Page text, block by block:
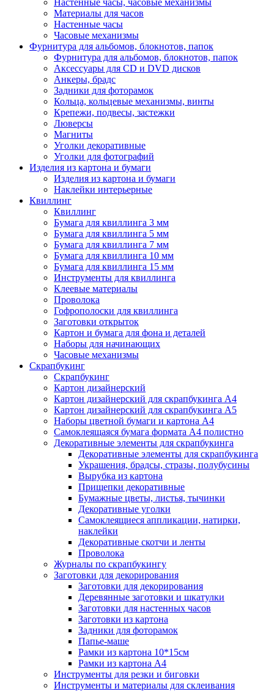
Настенные часы, часовые механизмы
Материалы для часов
Настенные часы
Часовые механизмы
Фурнитура для альбомов, блокнотов, папок
Фурнитура для альбомов, блокнотов, папок
Аксессуары для CD и DVD дисков
Анкеры, брадс
Задники для фоторамок
Кольца, кольцевые механизмы, винты
Крепежи, подвесы, застежки
Люверсы
Магниты
Уголки декоративные
Уголки для фотографий
Изделия из картона и бумаги
Изделия из картона и бумаги
Наклейки интерьерные
Квиллинг
Квиллинг
Бумага для квиллинга 3 мм
Бумага для квиллинга 5 мм
Бумага для квиллинга 7 мм
Бумага для квиллинга 10 мм
Бумага для квиллинга 15 мм
Инструменты для квиллинга
Клеевые материалы
Проволока
Гофрополоски для квиллинга
Заготовки открыток
Картон и бумага для фона и деталей
Наборы для начинающих
Часовые механизмы
Скрапбукинг
Скрапбукинг
Картон дизайнерский
Картон дизайнерский для скрапбукинга А4
Картон дизайнерский для скрапбукинга А5
Наборы цветной бумаги и картона А4
Самоклеящаяся бумага формата А4 полистно
Декоративные элементы для скрапбукинга
Декоративные элементы для скрапбукинга
Украшения, брадсы, стразы, полубусины
Вырубка из картона
Прищепки декоративные
Бумажные цветы, листья, тычинки
Декоративные уголки
Самоклеящиеся аппликации, натирки,
наклейки
Декоративные скотчи и ленты
Проволока
Журналы по скрапбукингу
Заготовки для декорирования
Заготовки для декорирования
Деревянные заготовки и шкатулки
Заготовки для настенных часов
Заготовки из картона
Задники для фоторамок
Папье-маше
Рамки из картона 10*15см
Рамки из картона А4
Инструменты для резки и биговки
Инструменты и материалы для склеивания